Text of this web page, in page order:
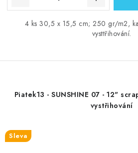
4 ks 30,5 x 15,5 cm; 250 gr/m2,
vysttřihování.
Piatek13 - SUNSHINE 07 - 12"
vystřihování
Sleva